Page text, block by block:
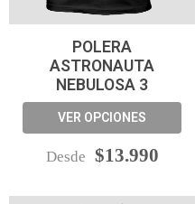
POLERA
ASTRONAUTA
NEBULOSA 3
VER OPCIONES
Desde $13.990